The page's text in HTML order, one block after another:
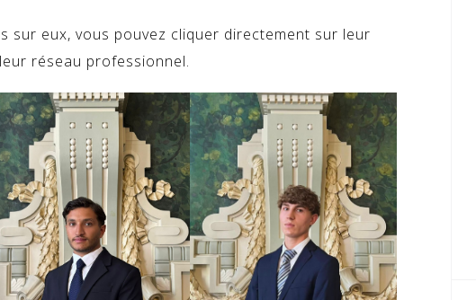
sur eux, vous pouvez cliquer directement sur leur
réseau professionnel.